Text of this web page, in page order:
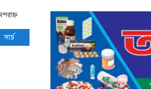
সার্চ